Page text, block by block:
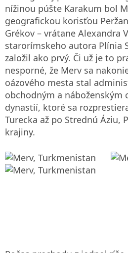
nížinou púšte Karakum bol
geografickou korisťou
Grékov – vrátane Alexandra
starorímskeho autora Plínia
založil ako prvý. Či už je to
nesporné, že Merv sa
oázového mesta stal
obchodným a
dynastií, ktoré sa
Turecka až po Strednú Áziu,
krajiny.